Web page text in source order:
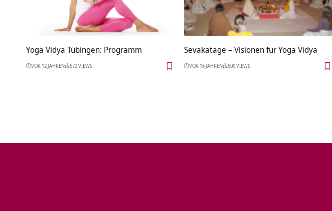
Yoga Vidya Tübingen: Programm
VOR 12 JAHREN 572 VIEWS
Sevakatage – Visionen für Yoga Vidya
VOR 16 JAHREN 500 VIEWS